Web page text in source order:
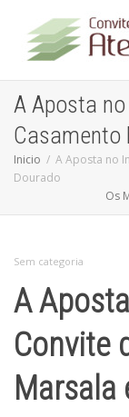
A Aposta
Casamento
Inicio
A Aposta no
Dourado
Os
Sem categoria
A
Convite
Marsala